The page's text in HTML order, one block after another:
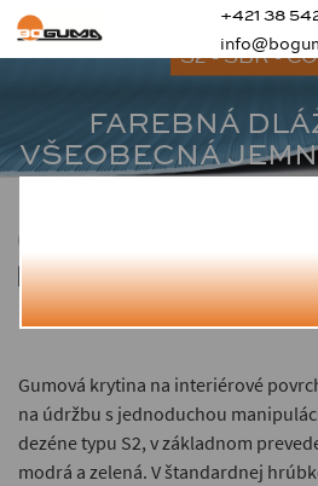
+421 38
S2 - SBR -
FAREBNÁ
VŠEOBECNÁ
80 ± 5 3
Gumová krytina na interiérové
na údržbu s jednoduchou
dezéne typu S2, v základnom
modrá a zelená. V štandardnej